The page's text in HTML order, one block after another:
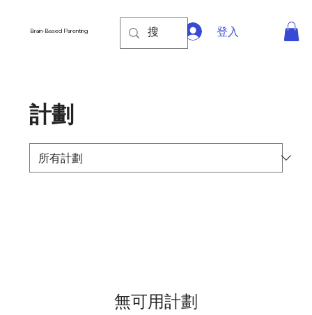
Brain-Based Parenting 登入
計劃
無可用計劃